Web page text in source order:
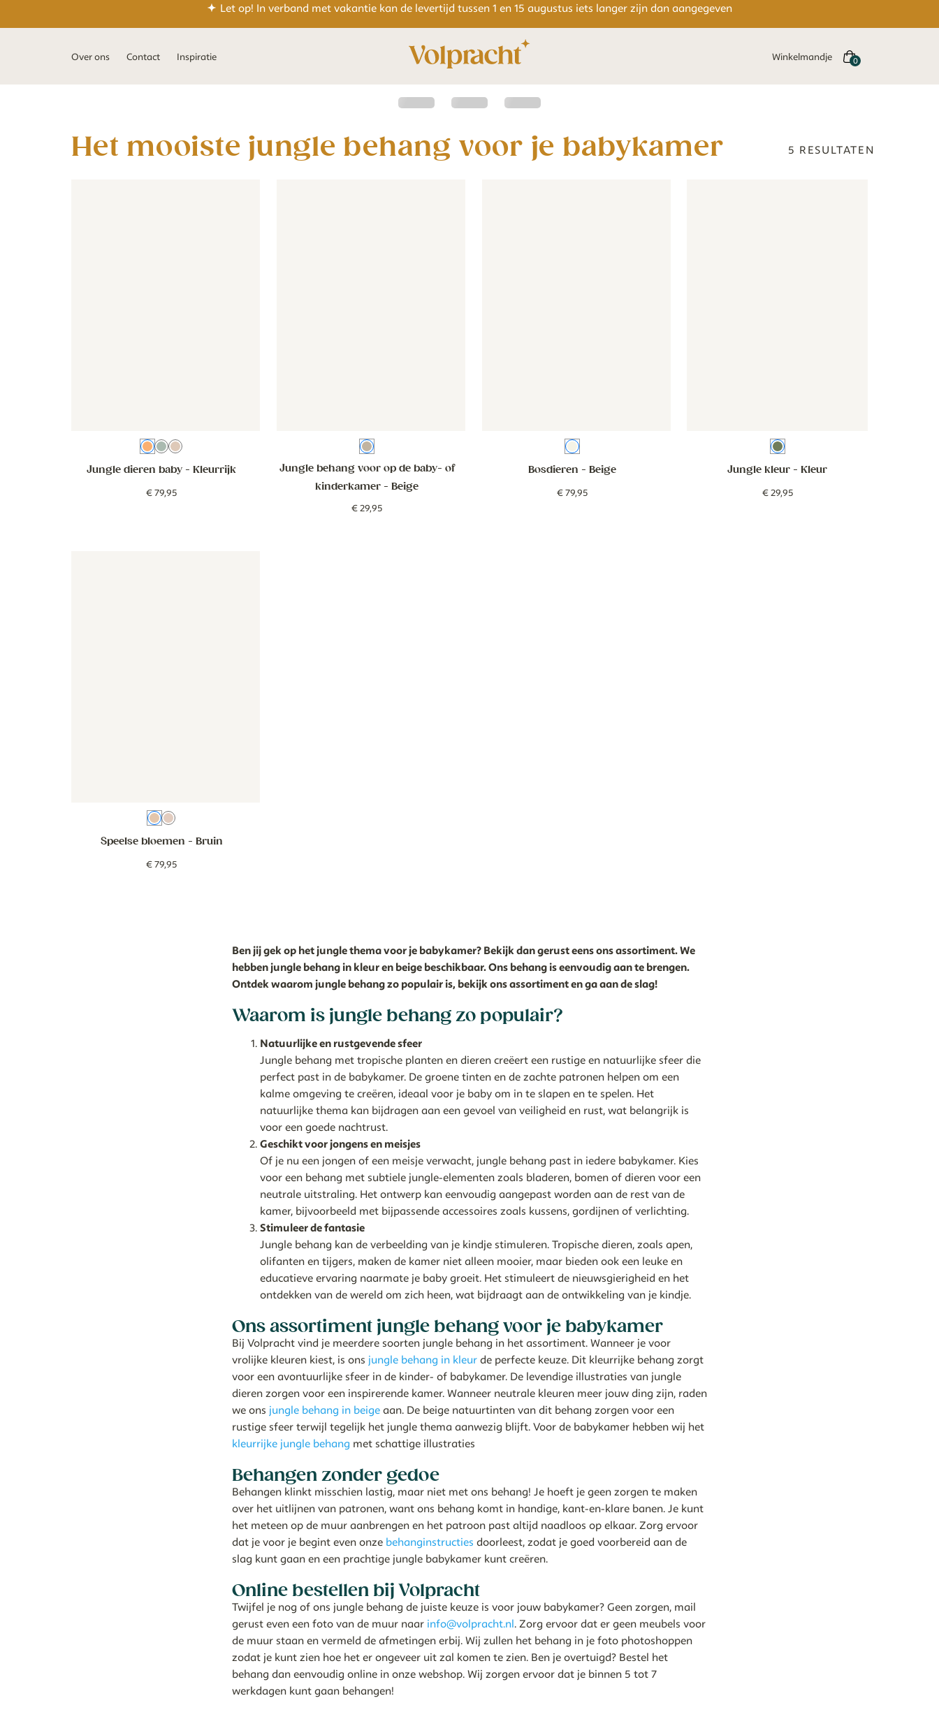
Let op! In verband met vakantie kan de levertijd tussen 1 en 15 augustus iets langer zijn dan aangegeven
Over ons Contact Inspiratie Winkelmandje
Het mooiste jungle behang voor je babykamer 5 RESULTATEN
Kleurrijk
Groenblauw
Beige
Jungle dieren baby - Kleurrijk
€79,95
Beige
Jungle behang voor op de baby- of
kinderkamer - Beige
€29,95
Beige
Bosdieren - Beige
€79,95
Kleur
Jungle kleur - Kleur
€29,95
BruinOudroze
Speelse bloemen - Bruin
€79,95
Ben jij gek op het jungle thema voor je babykamer? Bekijk dan gerust eens ons assortiment. We
hebben jungle behang in kleur en beige beschikbaar. Ons behang is eenvoudig aan te brengen.
Ontdek waarom jungle behang zo populair is, bekijk ons assortiment en ga aan de slag!
Waarom is jungle behang zo populair?
Natuurlijke en rustgevende sfeer
Jungle behang met tropische planten en dieren creëert een rustige en natuurlijke sfeer die
perfect past in de babykamer. De groene tinten en de zachte patronen helpen om een
kalme omgeving te creëren, ideaal voor je baby om in te slapen en te spelen. Het
natuurlijke thema kan bijdragen aan een gevoel van veiligheid en rust, wat belangrijk is
voor een goede nachtrust.
Geschikt voor jongens en meisjes
Of je nu een jongen of een meisje verwacht, jungle behang past in iedere babykamer. Kies
voor een behang met subtiele jungle-elementen zoals bladeren, bomen of dieren voor een
neutrale uitstraling. Het ontwerp kan eenvoudig aangepast worden aan de rest van de
kamer, bijvoorbeeld met bijpassende accessoires zoals kussens, gordijnen of verlichting.
Stimuleer de fantasie
Jungle behang kan de verbeelding van je kindje stimuleren. Tropische dieren, zoals apen,
olifanten en tijgers, maken de kamer niet alleen mooier, maar bieden ook een leuke en
educatieve ervaring naarmate je baby groeit. Het stimuleert de nieuwsgierigheid en het
ontdekken van de wereld om zich heen, wat bijdraagt aan de ontwikkeling van je kindje.
Ons assortiment jungle behang voor je babykamer
Bij Volpracht vind je meerdere soorten jungle behang in het assortiment. Wanneer je voor
vrolijke kleuren kiest, is ons jungle behang in kleur de perfecte keuze. Dit kleurrijke behang zorgt
voor een avontuurlijke sfeer in de kinder- of babykamer. De levendige illustraties van jungle
dieren zorgen voor een inspirerende kamer. Wanneer neutrale kleuren meer jouw ding zijn, raden
we ons jungle behang in beige aan. De beige natuurtinten van dit behang zorgen voor een
rustige sfeer terwijl tegelijk het jungle thema aanwezig blijft. Voor de babykamer hebben wij het
kleurrijke jungle behang met schattige illustraties
Behangen zonder gedoe
Behangen klinkt misschien lastig, maar niet met ons behang! Je hoeft je geen zorgen te maken
over het uitlijnen van patronen, want ons behang komt in handige, kant-en-klare banen. Je kunt
het meteen op de muur aanbrengen en het patroon past altijd naadloos op elkaar. Zorg ervoor
dat je voor je begint even onze behanginstructies doorleest, zodat je goed voorbereid aan de
slag kunt gaan en een prachtige jungle babykamer kunt creëren.
Online bestellen bij Volpracht
Twijfel je nog of ons jungle behang de juiste keuze is voor jouw babykamer? Geen zorgen, mail
gerust even een foto van de muur naar info@volpracht.nl. Zorg ervoor dat er geen meubels voor
de muur staan en vermeld de afmetingen erbij. Wij zullen het behang in je foto photoshoppen
zodat je kunt zien hoe het er ongeveer uit zal komen te zien. Ben je overtuigd? Bestel het
behang dan eenvoudig online in onze webshop. Wij zorgen ervoor dat je binnen 5 tot 7
werkdagen kunt gaan behangen!